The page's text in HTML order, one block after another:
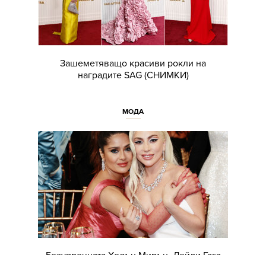
Зашеметяващо красиви рокли на
наградите SAG (СНИМКИ)
МОДА